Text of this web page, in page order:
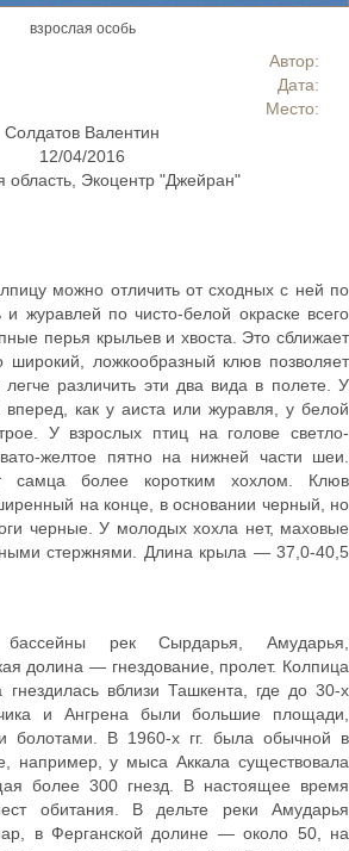
Автор:
Дата:
Место:
Солдатов Валентин
12/04/2016
область, Экоцентр "Джейран"
взрослая особь
можно отличить от сходных с ней по
журавлей по чисто-белой окраске всего
перья крыльев и хвоста. Это сближает
ложкообразный клюв позволяет
различить эти два вида в полете. У
как у аиста или журавля, у белой
У взрослых птиц на голове светло-
желтое пятно на нижней части шеи.
самца более коротким хохлом. Клюв
на конце, в основании черный, но
черные. У молодых хохла нет, маховые
стержнями. Длина крыла — 37,0-40,5
рек Сырдарья, Амударья,
долина — гнездование, пролет. Колпица
вблизи Ташкента, где до 30-х
и Ангрена были большие площади,
болотами. В 1960-х гг. была обычной в
например, у мыса Аккала существовала
более 300 гнезд. В настоящее время
обитания. В дельте реки Амударья
в Ферганской долине — около 50, на